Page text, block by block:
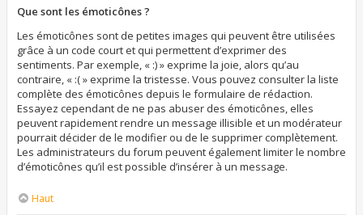
Que sont les émoticônes ?
Les émoticônes sont de petites images qui peuvent être utilisées
grâce à un code court et qui permettent d’exprimer des
sentiments. Par exemple, « :) » exprime la joie, alors qu’au
contraire, « :( » exprime la tristesse. Vous pouvez consulter la liste
complète des émoticônes depuis le formulaire de rédaction.
Essayez cependant de ne pas abuser des émoticônes, elles
peuvent rapidement rendre un message illisible et un modérateur
pourrait décider de le modifier ou de le supprimer complètement.
Les administrateurs du forum peuvent également limiter le nombre
d’émoticônes qu’il est possible d’insérer à un message.
Haut